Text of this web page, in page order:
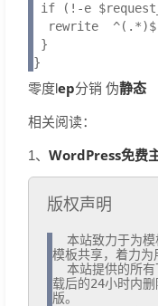
if (!-e
rewrite  ^(.*)$
}
}
零度lep分销 伪静态
相关阅读：
1、 WordPress免费
版权声明
模板共享，着力为
载后的24小时内
版。